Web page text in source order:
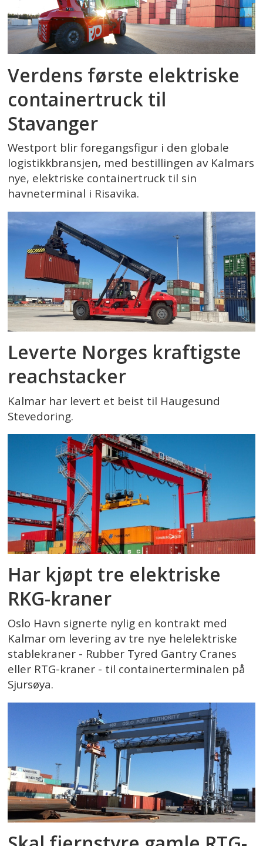
Verdens første elektriske
containertruck til
Stavanger
Westport blir foregangsfigur i den globale
logistikkbransjen, med bestillingen av Kalmars
nye, elektriske containertruck til sin
havneterminal i Risavika.
Leverte Norges kraftigste
reachstacker
Kalmar har levert et beist til Haugesund
Stevedoring.
Har kjøpt tre elektriske
RKG-kraner
Oslo Havn signerte nylig en kontrakt med
Kalmar om levering av tre nye helelektriske
stablekraner - Rubber Tyred Gantry Cranes
eller RTG-kraner - til containerterminalen på
Sjursøya.